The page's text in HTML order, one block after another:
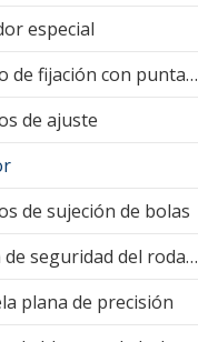
especial
Tornillo de fijación con punta de nailon
de ajuste
de sujeción de bolas
Tuerca de seguridad del rodamiento
plana de precisión